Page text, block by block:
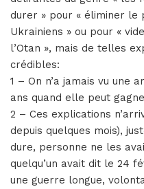
durer » pour « éliminer le
Ukrainiens » ou pour «
l’Otan », mais de telles
crédibles:
1 – On n’a jamais vu une
ans quand elle peut
2 – Ces explications
depuis quelques mois),
dure, personne ne les
quelqu’un avait dit le 24
une guerre longue,